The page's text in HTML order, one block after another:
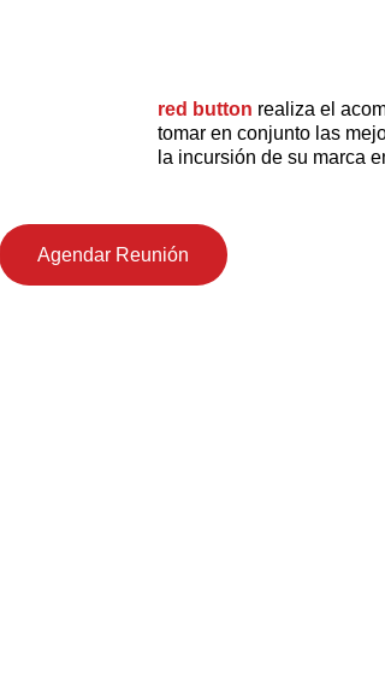
Agendar Reunión
red button realiza el
tomar en conjunto las
la incursión de su marca